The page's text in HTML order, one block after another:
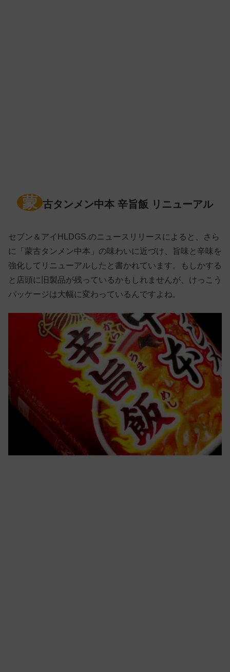
蒙 古タンメン中本 辛旨飯 リニューアル
セブン＆アイHLDGS.のニュースリリースによると、さら
に「蒙古タンメン中本」の味わいに近づけ、旨味と辛味を
強化してリニューアルしたと書かれています。もしかする
と店頭に旧製品が残っているかもしれませんが、けっこう
パッケージは大幅に変わっているんですよね。